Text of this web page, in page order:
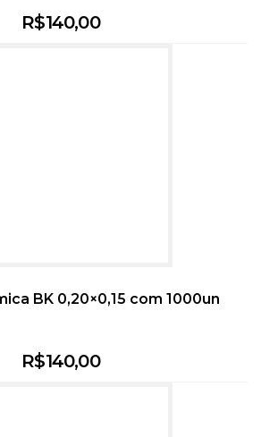
R$140,00
BK 0,20×0,15 com 1000un
R$140,00